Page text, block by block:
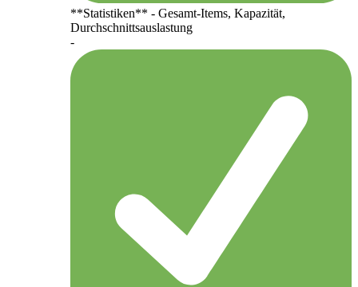
**Statistiken** - Gesamt-Items, Kapazität,
Durchschnittsauslastung
-